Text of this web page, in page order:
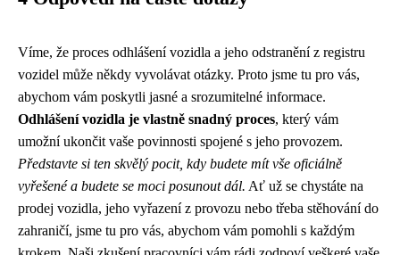
Víme, že proces odhlášení vozidla a jeho odstranění z registru
vozidel může někdy vyvolávat otázky. Proto jsme tu pro vás,
abychom vám poskytli jasné a srozumitelné informace.
Odhlášení vozidla je vlastně snadný proces, který vám
umožní ukončit vaše povinnosti spojené s jeho provozem.
Představte si ten skvělý pocit, kdy budete mít vše oficiálně
vyřešené a budete se moci posunout dál. Ať už se chystáte na
prodej vozidla, jeho vyřazení z provozu nebo třeba stěhování do
zahraničí, jsme tu pro vás, abychom vám pomohli s každým